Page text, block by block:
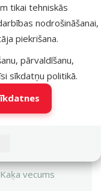
tikai tehniskās
nodrošināšanai,
piekrišana.
pārvaldīšanu,
sīkdatņu politikā.
Veselības stāvoklis
Sastāvs un garšas
Kvalitāte
Kaķa vecums